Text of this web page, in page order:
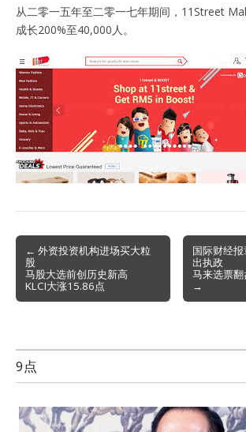
从二零一五年至二零一七年期间，11Street
成长200%至40,000人。
Post
navigation
← 外资投资机构进场买大粒
股
马股大选前创历史新高
KLCI大涨15.86点
国际财经
出执政
马来选票
→
9点